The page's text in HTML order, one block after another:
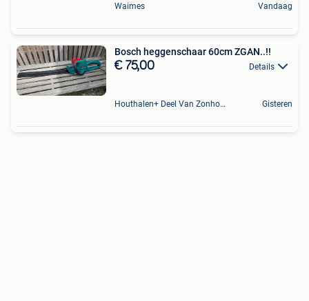
Waimes Vandaag
Bosch heggenschaar 60cm ZGAN..!!
€ 75,00 Details
Houthalen+ Deel Van Zonhoven En Zolder Gisteren